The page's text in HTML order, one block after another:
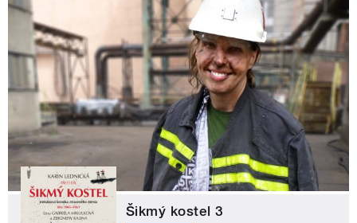
Šikmý kostel 3